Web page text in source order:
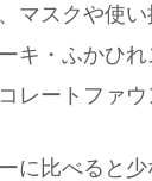
マスクや使
キ・ふかひ
ートファウ
に比べると